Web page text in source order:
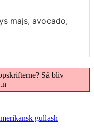
majs, avocado,
Så bliv
gullash